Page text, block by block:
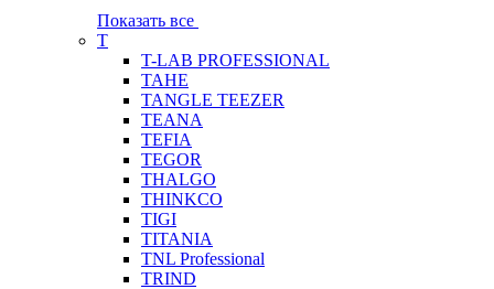
Показать все
T
T-LAB PROFESSIONAL
TAHE
TANGLE TEEZER
TEANA
TEFIA
TEGOR
THALGO
THINKCO
TIGI
TITANIA
TNL Professional
TRIND